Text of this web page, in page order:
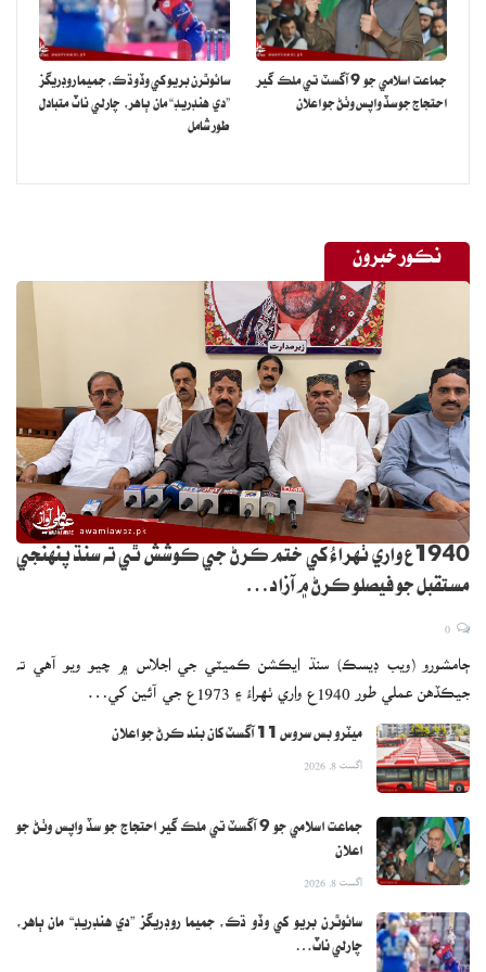
جماعت اسلامي جو 9 آگسٽ تي ملڪ گير
احتجاج جو سڏ واپس وٺڻ جو اعلان
سائوٿرن بريو کي وڏو ڌڪ، جميما روڊريگز
”دي هنڊريڊ“ مان ٻاهر، چارلي ناٽ متبادل
طور شامل
نڪور خبرون
1940ع واري ٺهراءُ کي ختم ڪرڻ جي ڪوشش ٿي ته سنڌ پنهنجي
مستقبل جو فيصلو ڪرڻ ۾ آزاد…
ڄامشورو (ويب ڊيسڪ) سنڌ ايڪشن ڪميٽي جي اجلاس ۾ چيو ويو آهي ته
جيڪڏهن عملي طور 1940ع واري ٺهراءُ ۽ 1973ع جي آئين کي…
ميٽرو بس سروس 11 آگسٽ کان بند ڪرڻ جو اعلان
اگست 8, 2026
جماعت اسلامي جو 9 آگسٽ تي ملڪ گير احتجاج جو سڏ واپس وٺڻ جو
اعلان
اگست 8, 2026
سائوٿرن بريو کي وڏو ڌڪ، جميما روڊريگز ”دي هنڊريڊ“ مان ٻاهر،
چارلي ناٽ…